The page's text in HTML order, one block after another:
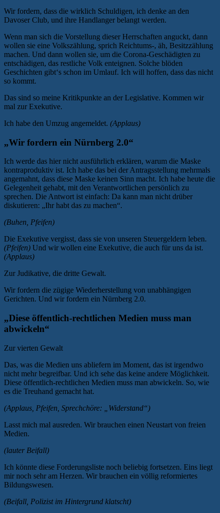
Wir fordern, dass die wirklich Schuldigen, ich denke an den
Davoser Club, und ihre Handlanger belangt werden.
Wenn man sich die Vorstellung dieser Herrschaften anguckt, dann
wollen sie eine Volkszählung, sprich Reichtums-, äh, Besitzzählung
machen. Und dann wollen sie, um die Corona-Geschädigten zu
entschädigen, das restliche Volk enteignen. Solche blöden
Geschichten gibt‘s schon im Umlauf. Ich will hoffen, dass das nicht
so kommt.
Das sind so meine Kritikpunkte an der Legislative. Kommen wir
mal zur Exekutive.
Ich habe den Umzug angemeldet. (Applaus)
„Wir fordern ein Nürnberg 2.0“
Ich werde das hier nicht ausführlich erklären, warum die Maske
kontraproduktiv ist. Ich habe das bei der Antragsstellung mehrmals
angemahnt, dass diese Maske keinen Sinn macht. Ich habe heute die
Gelegenheit gehabt, mit den Verantwortlichen persönlich zu
sprechen. Die Antwort ist einfach: Da kann man nicht drüber
diskutieren: „Ihr habt das zu machen“.
(Buhen, Pfeifen)
Die Exekutive vergisst, dass sie von unseren Steuergeldern leben.
(Pfeifen) Und wir wollen eine Exekutive, die auch für uns da ist.
(Applaus)
Zur Judikative, die dritte Gewalt.
Wir fordern die zügige Wiederherstellung von unabhängigen
Gerichten. Und wir fordern ein Nürnberg 2.0.
„Diese öffentlich-rechtlichen Medien muss man
abwickeln“
Zur vierten Gewalt
Das, was die Medien uns abliefern im Moment, das ist irgendwo
nicht mehr begreifbar. Und ich sehe das keine andere Möglichkeit.
Diese öffentlich-rechtlichen Medien muss man abwickeln. So, wie
es die Treuhand gemacht hat.
(Applaus, Pfeifen, Sprechchöre: „Widerstand“)
Lasst mich mal ausreden. Wir brauchen einen Neustart von freien
Medien.
(lauter Beifall)
Ich könnte diese Forderungsliste noch beliebig fortsetzen. Eins liegt
mir noch sehr am Herzen. Wir brauchen ein völlig reformiertes
Bildungswesen.
(Beifall, Polizist im Hintergrund klatscht)